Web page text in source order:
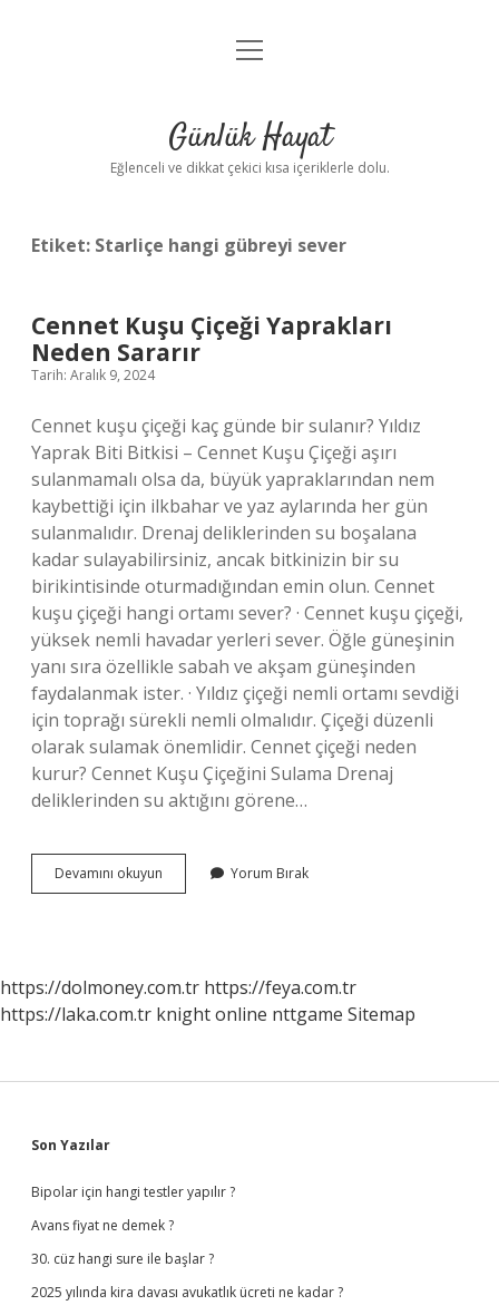
Anasayfa
Yasal Uyarı
menüyü
Günlük Hayat
Eğlenceli ve dikkat çekici kısa içeriklerle dolu.
Etiket: Starliçe hangi gübreyi sever
Cennet Kuşu Çiçeği Yaprakları
Neden Sararır
Tarih: Aralık 9, 2024
Cennet kuşu çiçeği kaç günde bir sulanır? Yıldız
Yaprak Biti Bitkisi – Cennet Kuşu Çiçeği aşırı
sulanmamalı olsa da, büyük yapraklarından nem
kaybettiği için ilkbahar ve yaz aylarında her gün
sulanmalıdır. Drenaj deliklerinden su boşalana
kadar sulayabilirsiniz, ancak bitkinizin bir su
birikintisinde oturmadığından emin olun. Cennet
kuşu çiçeği hangi ortamı sever? · Cennet kuşu çiçeği,
yüksek nemli havadar yerleri sever. Öğle güneşinin
yanı sıra özellikle sabah ve akşam güneşinden
faydalanmak ister. · Yıldız çiçeği nemli ortamı sevdiği
için toprağı sürekli nemli olmalıdır. Çiçeği düzenli
olarak sulamak önemlidir. Cennet çiçeği neden
kurur? Cennet Kuşu Çiçeğini Sulama Drenaj
deliklerinden su aktığını görene…
Devamını okuyun
Kuşu
Yorum Bırak
https://dolmoney.com.tr https://feya.com.tr
https://laka.com.tr knight online nttgame Sitemap
Sidebar
Son Yazılar
Bipolar için hangi testler yapılır ?
Avans fiyat ne demek ?
30. cüz hangi sure ile başlar ?
2025 yılında kira davası avukatlık ücreti ne kadar ?